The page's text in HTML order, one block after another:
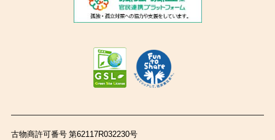
古物商許可番号 第62117R032230号